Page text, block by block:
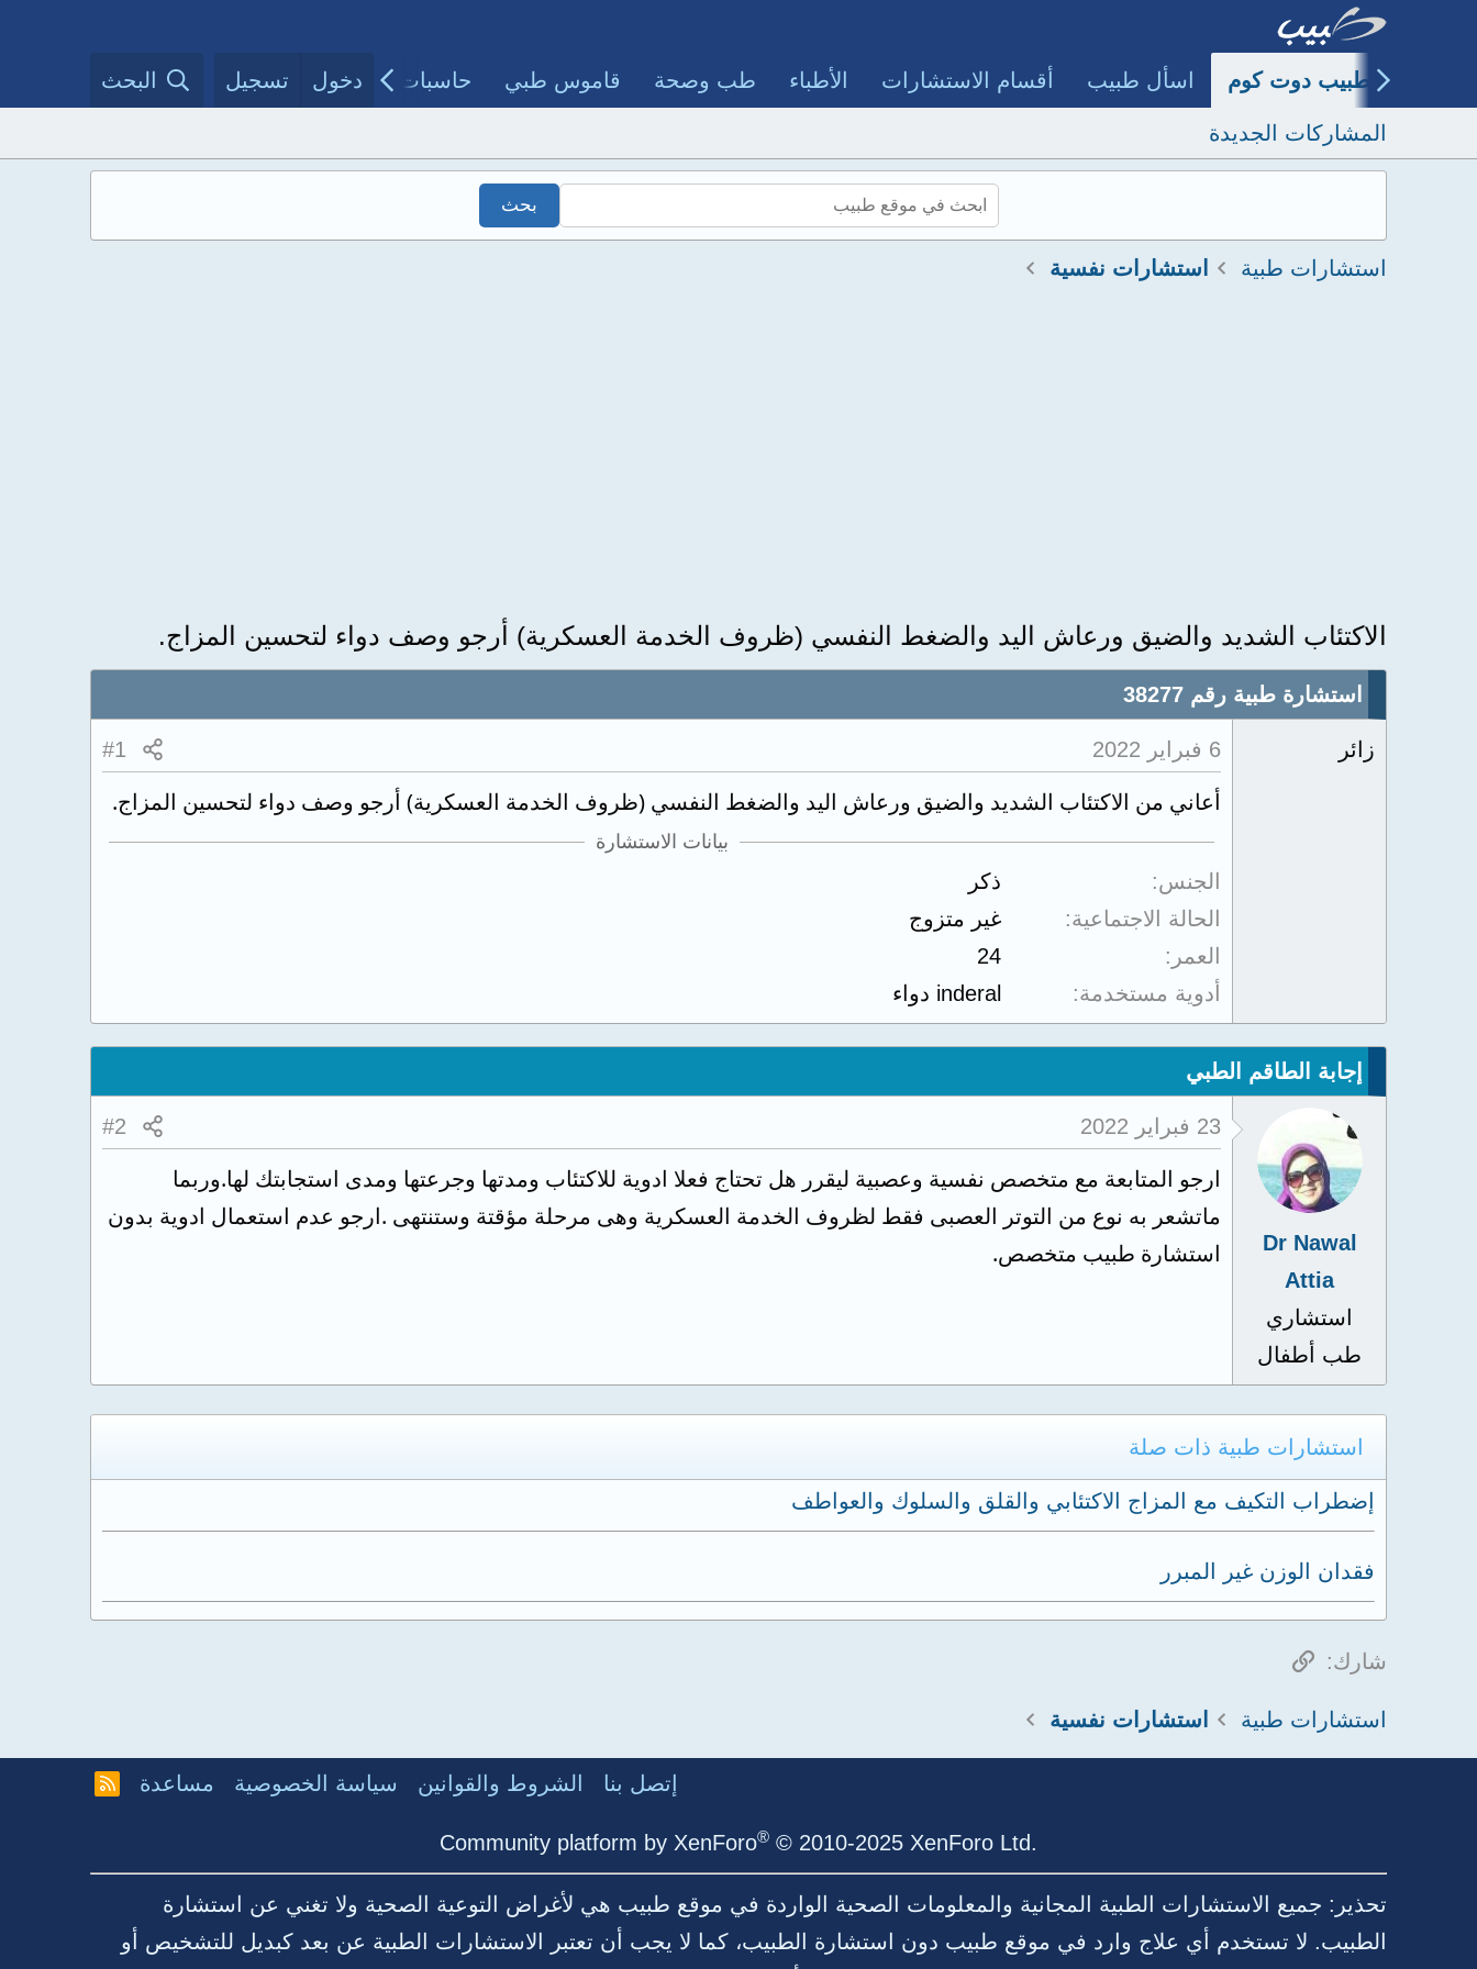
طبيب دوت كوم اسأل طبيب أقسام الاستشارات الأطباء طب وصحة قاموس طبي حاسبات طبية مقالات الأطباءدخول تسجيل البحث
المشاركات الجديدة
استشارات طبية استشارات نفسية
الاكتئاب الشديد والضيق ورعاش اليد والضغط النفسي (ظروف الخدمة العسكرية) أرجو وصف دواء لتحسين المزاج.
استشارة طبية رقم 38277
زائر 6 فبراير 2022 #1
أعاني من الاكتئاب الشديد والضيق ورعاش اليد والضغط النفسي (ظروف الخدمة العسكرية) أرجو وصف دواء لتحسين المزاج.
بيانات الاستشارة
الجنس
ذكر
الحالة الاجتماعية
غير متزوج
العمر
24
أدوية مستخدمة
inderal دواء
إجابة الطاقم الطبي
Dr Nawal
Attia
استشاري
طب أطفال
23 فبراير 2022 #2
ارجو المتابعة مع متخصص نفسية وعصبية ليقرر هل تحتاج فعلا ادوية للاكتئاب ومدتها وجرعتها ومدى استجابتك لها.وربما
ماتشعر به نوع من التوتر العصبى فقط لظروف الخدمة العسكرية وهى مرحلة مؤقتة وستنتهى .ارجو عدم استعمال ادوية بدون
استشارة طبيب متخصص.
استشارات طبية ذات صلة
إضطراب التكيف مع المزاج الاكتئابي والقلق والسلوك والعواطف
فقدان الوزن غير المبرر
شارك: الرابط
استشارات طبية استشارات نفسية
إتصل بنا الشروط والقوانين سياسة الخصوصية مساعدة
Community platform by XenForo® © 2010-2025 XenForo Ltd.
تحذير: جميع الاستشارات الطبية المجانية والمعلومات الصحية الواردة في موقع طبيب هي لأغراض التوعية الصحية ولا تغني عن استشارة
الطبيب. لا تستخدم أي علاج وارد في موقع طبيب دون استشارة الطبيب، كما لا يجب أن تعتبر الاستشارات الطبية عن بعد كبديل للتشخيص أو